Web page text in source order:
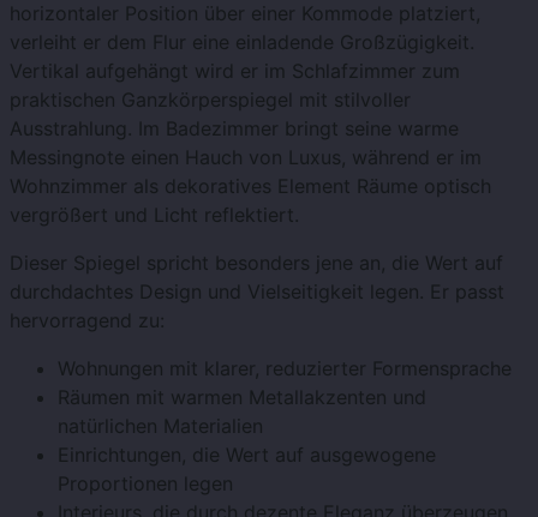
horizontaler Position über einer Kommode platziert,
verleiht er dem Flur eine einladende Großzügigkeit.
Vertikal aufgehängt wird er im Schlafzimmer zum
praktischen Ganzkörperspiegel mit stilvoller
Ausstrahlung. Im Badezimmer bringt seine warme
Messingnote einen Hauch von Luxus, während er im
Wohnzimmer als dekoratives Element Räume optisch
vergrößert und Licht reflektiert.
Dieser Spiegel spricht besonders jene an, die Wert auf
durchdachtes Design und Vielseitigkeit legen. Er passt
hervorragend zu:
Wohnungen mit klarer, reduzierter Formensprache
Räumen mit warmen Metallakzenten und
natürlichen Materialien
Einrichtungen, die Wert auf ausgewogene
Proportionen legen